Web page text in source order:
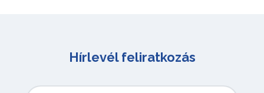
Hírlevél feliratkozás